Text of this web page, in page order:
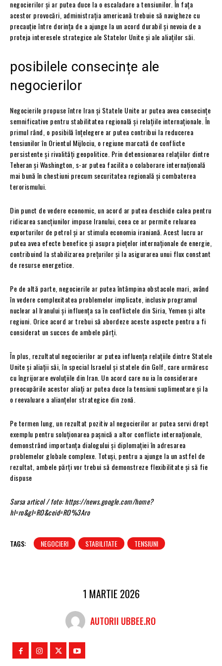
negocierilor și ar putea duce la o escaladare a tensiunilor. În fața
acestor provocări, administrația americană trebuie să navigheze cu
precauție între dorința de a ajunge la un acord durabil și nevoia de a
proteja interesele strategice ale Statelor Unite și ale aliaților săi.
posibilele consecințe ale
negocierilor
Negocierile propuse între Iran și Statele Unite ar putea avea consecințe
semnificative pentru stabilitatea regională și relațiile internaționale. În
primul rând, o posibilă înțelegere ar putea contribui la reducerea
tensiunilor în Orientul Mijlociu, o regiune marcată de conflicte
persistente și rivalități geopolitice. Prin detensionarea relațiilor dintre
Teheran și Washington, s-ar putea facilita o colaborare internațională
mai bună în chestiuni precum securitatea regională și combaterea
terorismului.
Din punct de vedere economic, un acord ar putea deschide calea pentru
ridicarea sancțiunilor impuse Iranului, ceea ce ar permite reluarea
exporturilor de petrol și ar stimula economia iraniană. Acest lucru ar
putea avea efecte benefice și asupra piețelor internaționale de energie,
contribuind la stabilizarea prețurilor și la asigurarea unui flux constant
de resurse energetice.
Pe de altă parte, negocierile ar putea întâmpina obstacole mari, având
în vedere complexitatea problemelor implicate, inclusiv programul
nuclear al Iranului și influența sa în conflictele din Siria, Yemen și alte
regiuni. Orice acord ar trebui să abordeze aceste aspecte pentru a fi
considerat un succes de ambele părți.
În plus, rezultatul negocierilor ar putea influența relațiile dintre Statele
Unite și aliații săi, în special Israelul și statele din Golf, care urmăresc
cu îngrijorare evoluțiile din Iran. Un acord care nu ia în considerare
preocupările acestor aliați ar putea duce la tensiuni suplimentare și la
o reevaluare a alianțelor strategice din zonă.
Pe termen lung, un rezultat pozitiv al negocierilor ar putea servi drept
exemplu pentru soluționarea pașnică a altor conflicte internaționale,
demonstrând importanța dialogului și diplomației în adresarea
problemelor globale complexe. Totuși, pentru a ajunge la un astfel de
rezultat, ambele părți vor trebui să demonstreze flexibilitate și să fie
dispuse
Sursa articol / foto: https://news.google.com/home?
hl=ro&gl=RO&ceid=RO%3Aro
TAGS: NEGOCIERI STABILITATE TENSIUNI
1 MARTIE 2026
AUTORII UBBEE.RO